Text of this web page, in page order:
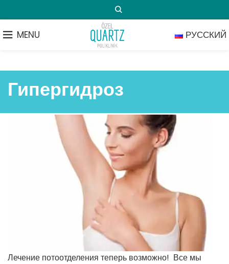
MENU РУССКИЙ
Гипергидроз
Лечение потоотделения теперь возможно! Все мы